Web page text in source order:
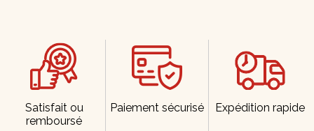
Satisfait ou
remboursé
Paiement sécurisé Expédition rapide